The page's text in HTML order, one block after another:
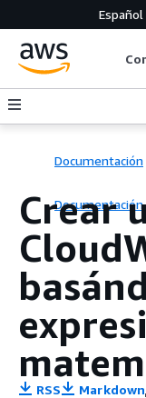
Español
Documentación
Documentación
Crear
RSS Markdown